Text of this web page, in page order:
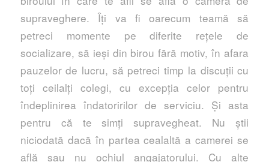
supraveghere. Îți va fi oarecum teamă să
petreci momente pe diferite rețele de
socializare, să ieși din birou fără motiv, în afara
pauzelor de lucru, să petreci timp la discuții cu
toți ceilalți colegi, cu excepția celor pentru
îndeplinirea îndatoririlor de serviciu. Și asta
pentru că te simți supravegheat. Nu știi
niciodată dacă în partea cealaltă a camerei se
află sau nu ochiul angajatorului. Cu alte